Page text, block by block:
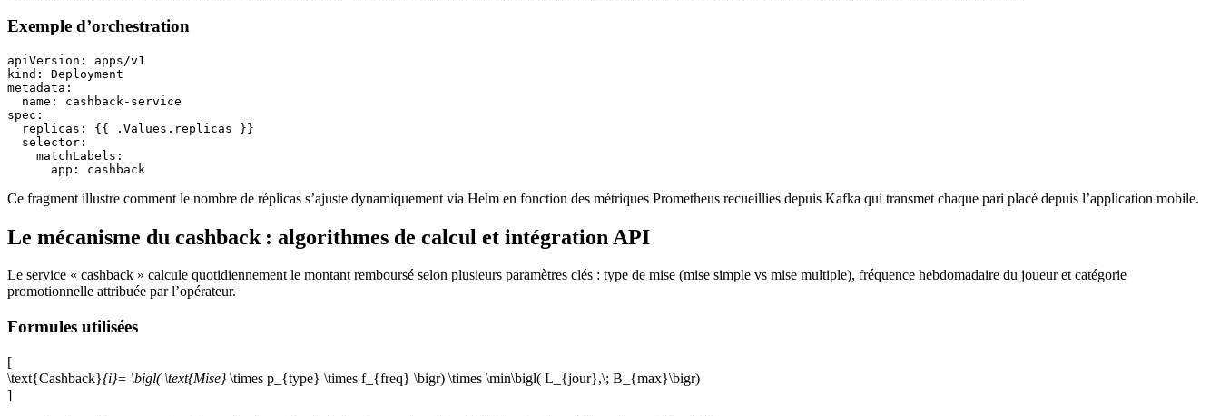
Exemple d’orchestration
apiVersion: apps/v1
kind: Deployment
metadata:
  name: cashback-service
spec:
  replicas: {{ .Values.replicas }}
  selector:
    matchLabels:
Ce fragment illustre comment le nombre de réplicas s’ajuste dynamiquement via Helm en fonction des métriques Prometheus recueillies depuis Kafka qui transmet chaque pari placé depuis l’application mobile.
Le mécanisme du cashback : algorithmes de calcul et intégration API
Le service « cashback » calcule quotidiennement le montant remboursé selon plusieurs paramètres clés : type de mise (mise simple vs mise multiple), fréquence hebdomadaire du joueur et catégorie
promotionnelle attribuée par l’opérateur.
Formules utilisées
[
\text{Cashback}{i}= \bigl( \text{Mise}\times p_{type} \times f_{freq} \bigr) \times \min\bigl( L_{jour},\; B_{max}\bigr)
]